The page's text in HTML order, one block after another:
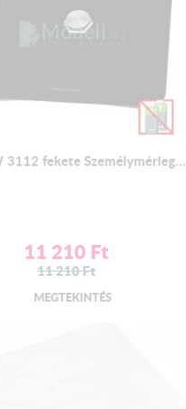
3112 fekete Személymérleg...
11 210 Ft
11 210Ft
MEGTEKINTÉS